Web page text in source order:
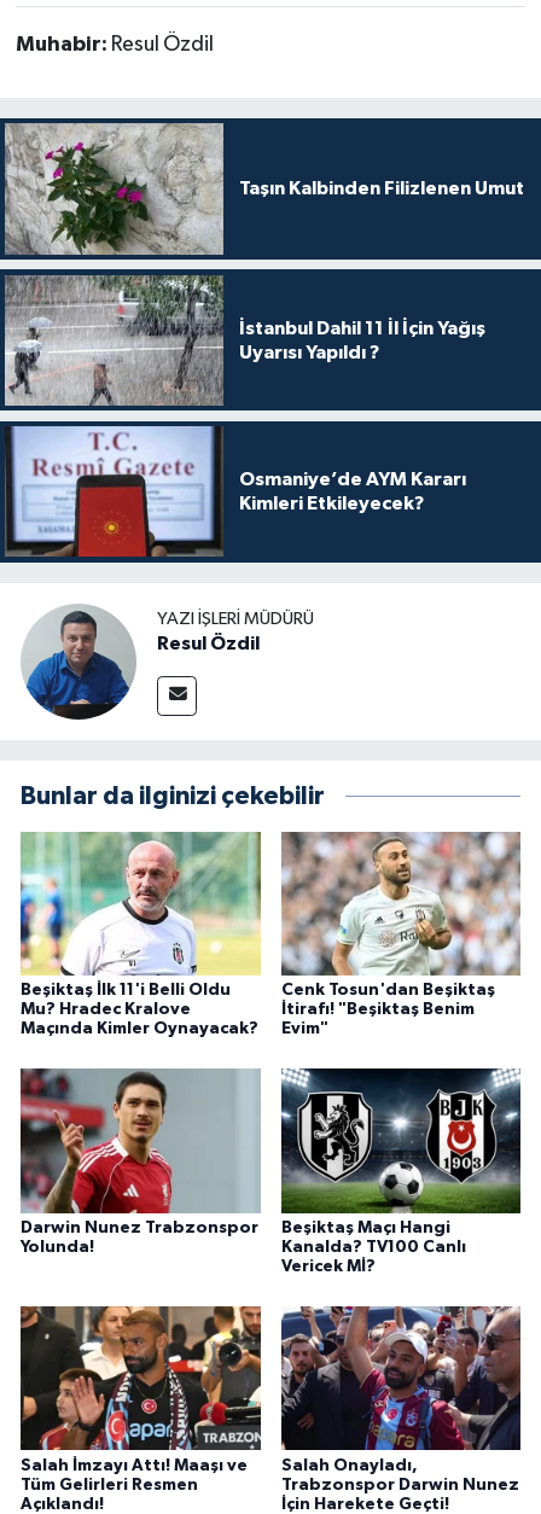
Muhabir: Resul Özdil
Taşın Kalbinden Filizlenen Umut
İstanbul Dahil 11 İl İçin Yağış
Uyarısı Yapıldı ?
Osmaniye’de AYM Kararı
Kimleri Etkileyecek?
YAZI İŞLERI MÜDÜRÜ
Resul Özdil
Bunlar da ilginizi çekebilir
Beşiktaş İlk 11'i Belli Oldu
Mu? Hradec Kralove
Maçında Kimler Oynayacak?
Cenk Tosun'dan Beşiktaş
İtirafı! "Beşiktaş Benim
Evim"
Darwin Nunez Trabzonspor
Yolunda!
Beşiktaş Maçı Hangi
Kanalda? TV100 Canlı
Vericek Mİ?
Salah İmzayı Attı! Maaşı ve
Tüm Gelirleri Resmen
Açıklandı!
Salah Onayladı,
Trabzonspor Darwin Nunez
İçin Harekete Geçti!